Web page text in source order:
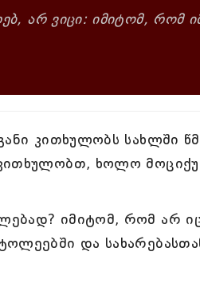
არ ვიცი: იმიტომ, რომ
კითხულობს სახლში
ხოლო
იმიტომ, რომ არ
და